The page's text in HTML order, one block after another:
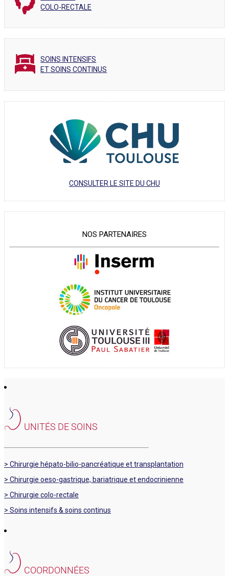
COLO-RECTALE
SOINS INTENSIFS
ET SOINS CONTINUS
CONSULTER LE SITE DU CHU
NOS PARTENAIRES
UNITÉS DE SOINS
> Chirurgie hépato-bilio-pancréatique et transplantation
> Chirurgie oeso-gastrique, bariatrique et endocrinienne
> Chirurgie colo-rectale
> Soins intensifs & soins continus
COORDONNÉES